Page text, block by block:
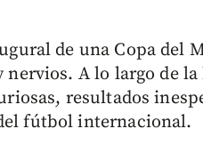
de una Copa del
nervios. A lo largo de
resultados
fútbol internacional.